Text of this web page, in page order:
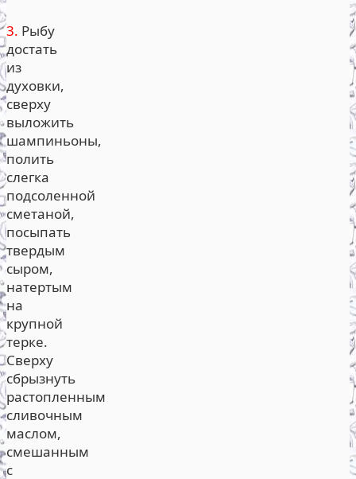
3. Рыбу
достать
из
духовки,
сверху
выложить
шампиньоны,
полить
слегка
подсоленной
сметаной,
посыпать
твердым
сыром,
натертым
на
крупной
терке.
Сверху
сбрызнуть
растопленным
сливочным
маслом,
смешанным
с